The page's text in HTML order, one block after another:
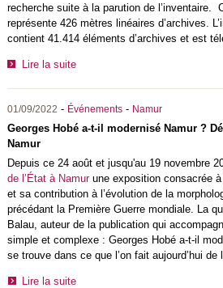
recherche suite à la parution de l’inventaire.
représente 426 mètres linéaires d’archives.
contient 41.414 éléments d’archives et est
Lire la suite
01/09/2022 - Événements- Namur
Georges Hobé a-t-il modernisé Namur ?
Namur
Depuis ce 24 août et jusqu'au 19 novembre
de l’État à Namurune exposition consacrée
et sa contribution à l’évolution de la
précédant la Première Guerre mondiale. La
Balau, auteur de la publication qui
simple et complexe : Georges Hobé a-t-il
se trouve dans ce que l’on fait aujourd’hui de
Lire la suite